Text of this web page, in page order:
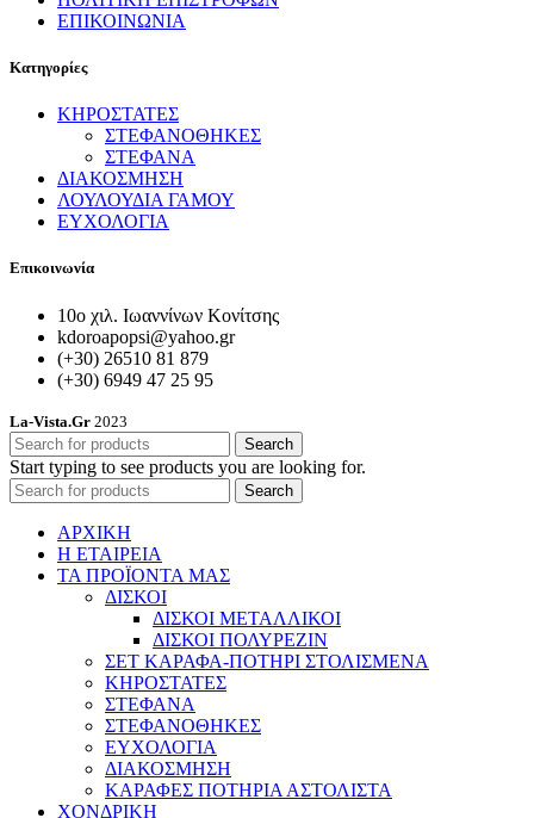
ΕΠΙΚΟΙΝΩΝΙΑ
Κατηγορίες
ΚΗΡΟΣΤΑΤΕΣ
ΣΤΕΦΑΝΟΘΗΚΕΣ
ΣΤΕΦΑΝΑ
ΔΙΑΚΟΣΜΗΣΗ
ΛΟΥΛΟΥΔΙΑ ΓΑΜΟΥ
ΕΥΧΟΛΟΓΙΑ
Επικοινωνία
10ο χιλ. Ιωαννίνων Κονίτσης
kdoroapopsi@yahoo.gr
(+30) 26510 81 879
(+30) 6949 47 25 95
La-Vista.Gr 2023
Search
Start typing to see products you are looking for.
Search
ΑΡΧΙΚΗ
Η ΕΤΑΙΡΕΙΑ
ΤΑ ΠΡΟΪΟΝΤΑ ΜΑΣ
ΔΙΣΚΟΙ
ΔΙΣΚΟΙ ΜΕΤΑΛΛΙΚΟΙ
ΔΙΣΚΟΙ ΠΟΛΥΡΕΖΙΝ
ΣΕΤ ΚΑΡΑΦΑ-ΠΟΤΗΡΙ ΣΤΟΛΙΣΜΕΝΑ
ΚΗΡΟΣΤΑΤΕΣ
ΣΤΕΦΑΝΑ
ΣΤΕΦΑΝΟΘΗΚΕΣ
ΕΥΧΟΛΟΓΙΑ
ΔΙΑΚΟΣΜΗΣΗ
ΚΑΡΑΦΕΣ ΠΟΤΗΡΙΑ ΑΣΤΟΛΙΣΤΑ
ΧΟΝΔΡΙΚΗ